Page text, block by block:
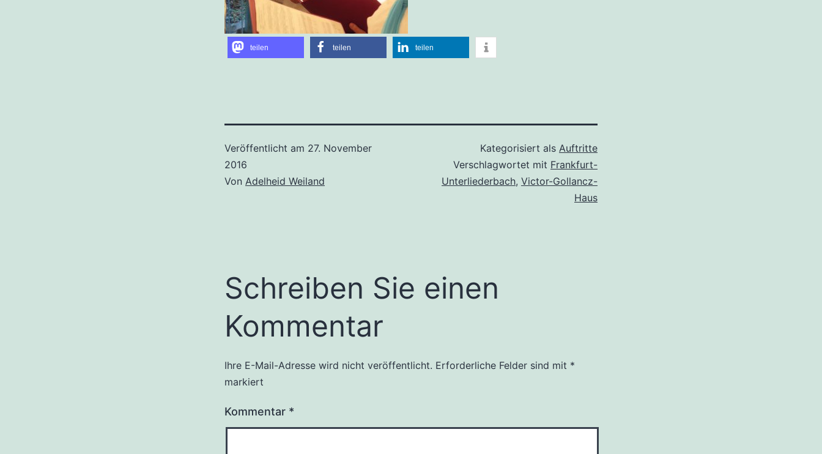
teilen teilen teilen
Veröffentlicht am 27. November
2016
Von Adelheid Weiland
Kategorisiert als Auftritte
Verschlagwortet mit Frankfurt-
Unterliederbach, Victor-Gollancz-
Haus
Schreiben Sie einen
Kommentar
Ihre E-Mail-Adresse wird nicht veröffentlicht. Erforderliche Felder sind mit *
markiert
Kommentar *